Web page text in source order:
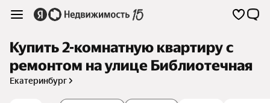
Купить 2-комнатную квартиру с
ремонтом на улице Библиотечная
Екатеринбург